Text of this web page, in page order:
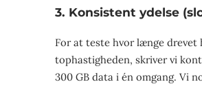
3. Konsistent ydelse
For at teste hvor længe drevet
tophastigheden, skriver vi
300 GB data i én omgang. Vi